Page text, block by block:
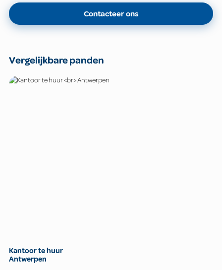
Contacteer ons
Vergelijkbare panden
Kantoor te huur
Antwerpen